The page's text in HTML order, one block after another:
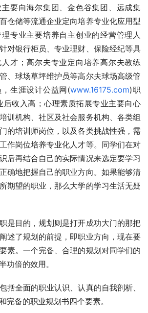
要向海尔集团、金色谷集团、远成集
仓储等流通企业定向培养专业化应用型
专业主要培养自主创业的经营管理人
对银行柜员、专业理财、保险经纪等具
才；高尔夫专业定向培养高尔夫教练
、球场草坪维护员等高尔夫球场高级管
生涯设计公益网(www.16175.com)职
后收入高；心理素质拓展专业主要向心
训机构、社区及社会服务机构、各类组
的培训师岗位，以及各类挑战性强，需
作岗位培养专业化人才等。同学们在对
后再结合自己的实际情况来选定要学习
确地把握自己的职业方向。如果能够清
期望的职业，那么大学的学习生活无疑
是目的，规划则是打开成功大门的那把
述了规划的前提，即职业方向，现在要
素。一个完备、合理的规划对同学们的
功倍的效用。
括全面的职业认识、认真的自我剖析、
完备的职业规划书四个要素。